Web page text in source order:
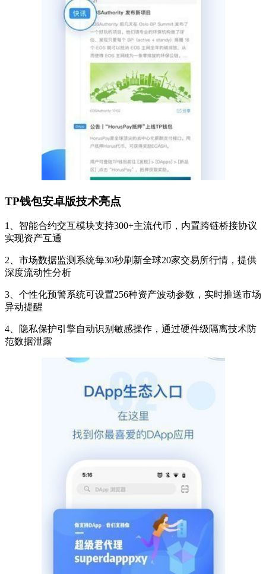
TP钱包安卓版技术亮点
1、智能合约交互模块支持300+主流代币，内置跨链桥接协议
实现资产互通
2、市场数据监测系统每30秒刷新全球20家交易所行情，提供
深度流动性分析
3、个性化预警系统可设置256种资产波动参数，实时推送市场
异动提醒
4、隐私保护引擎自动识别敏感操作，通过硬件级隔离技术防
范数据泄露